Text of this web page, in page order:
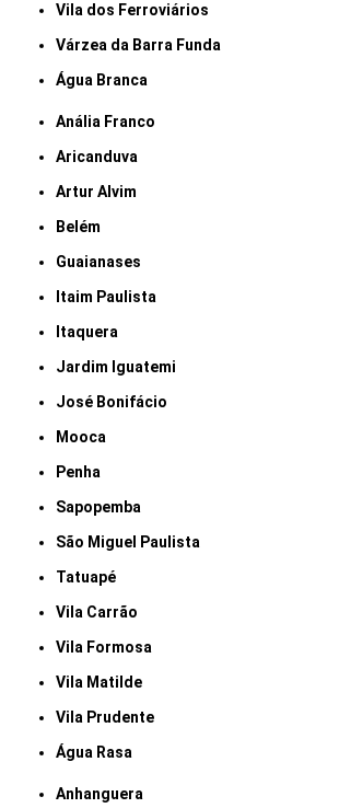
Vila dos Ferroviários
Várzea da Barra Funda
Água Branca
Anália Franco
Aricanduva
Artur Alvim
Belém
Guaianases
Itaim Paulista
Itaquera
Jardim Iguatemi
José Bonifácio
Mooca
Penha
Sapopemba
São Miguel Paulista
Tatuapé
Vila Carrão
Vila Formosa
Vila Matilde
Vila Prudente
Água Rasa
Anhanguera